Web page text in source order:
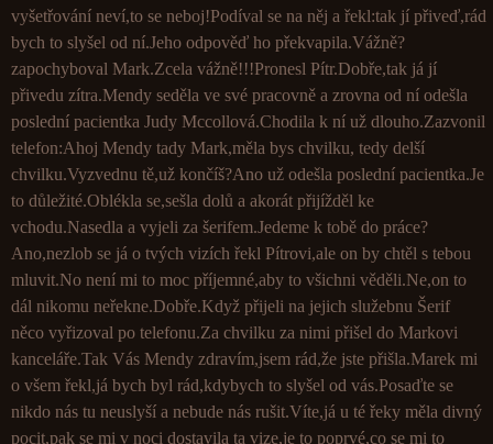
vyšetřování neví,to se neboj!Podíval se na něj a řekl:tak jí přiveď,rád
bych to slyšel od ní.Jeho odpověď ho překvapila.Vážně?
zapochyboval Mark.Zcela vážně!!!Pronesl Pítr.Dobře,tak já jí
přivedu zítra.Mendy seděla ve své pracovně a zrovna od ní odešla
poslední pacientka Judy Mccollová.Chodila k ní už dlouho.Zazvonil
telefon:Ahoj Mendy tady Mark,měla bys chvilku, tedy delší
chvilku.Vyzvednu tě,už končíš?Ano už odešla poslední pacientka.Je
to důležité.Oblékla se,sešla dolů a akorát přijížděl ke
vchodu.Nasedla a vyjeli za šerifem.Jedeme k tobě do práce?
Ano,nezlob se já o tvých vizích řekl Pítrovi,ale on by chtěl s tebou
mluvit.No není mi to moc příjemné,aby to všichni věděli.Ne,on to
dál nikomu neřekne.Dobře.Když přijeli na jejich služebnu Šerif
něco vyřizoval po telefonu.Za chvilku za nimi přišel do Markovi
kanceláře.Tak Vás Mendy zdravím,jsem rád,že jste přišla.Marek mi
o všem řekl,já bych byl rád,kdybych to slyšel od vás.Posaďte se
nikdo nás tu neuslyší a nebude nás rušit.Víte,já u té řeky měla divný
pocit,pak se mi v noci dostavila ta vize,je to poprvé,co se mi to